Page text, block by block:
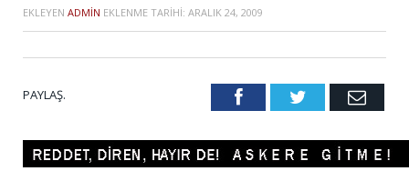
EKLEYEN ADMIN EKLENME TARIHI: ARALIK 24, 2009
PAYLAŞ. FacebookTwitter Email